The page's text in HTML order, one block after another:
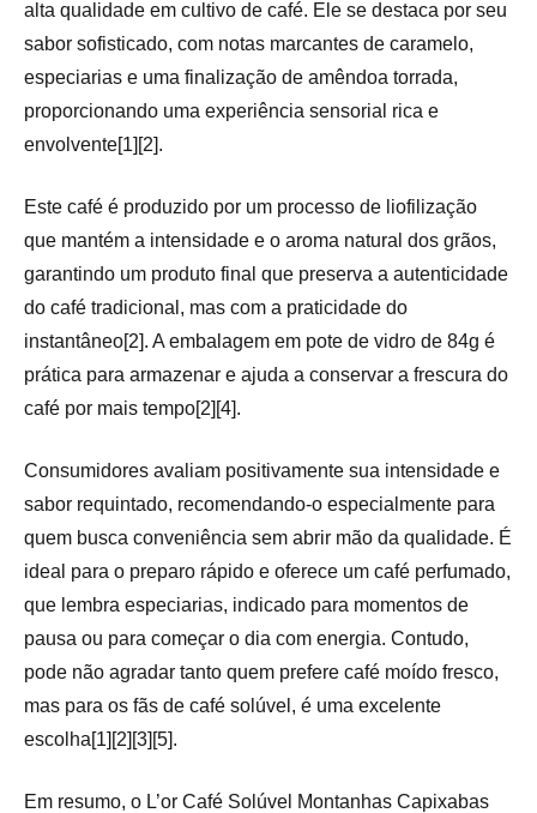
alta qualidade em cultivo de café. Ele se destaca por seu
sabor sofisticado, com notas marcantes de caramelo,
especiarias e uma finalização de amêndoa torrada,
proporcionando uma experiência sensorial rica e
envolvente[1][2].
Este café é produzido por um processo de liofilização
que mantém a intensidade e o aroma natural dos grãos,
garantindo um produto final que preserva a autenticidade
do café tradicional, mas com a praticidade do
instantâneo[2]. A embalagem em pote de vidro de 84g é
prática para armazenar e ajuda a conservar a frescura do
café por mais tempo[2][4].
Consumidores avaliam positivamente sua intensidade e
sabor requintado, recomendando-o especialmente para
quem busca conveniência sem abrir mão da qualidade. É
ideal para o preparo rápido e oferece um café perfumado,
que lembra especiarias, indicado para momentos de
pausa ou para começar o dia com energia. Contudo,
pode não agradar tanto quem prefere café moído fresco,
mas para os fãs de café solúvel, é uma excelente
escolha[1][2][3][5].
Em resumo, o L’or Café Solúvel Montanhas Capixabas